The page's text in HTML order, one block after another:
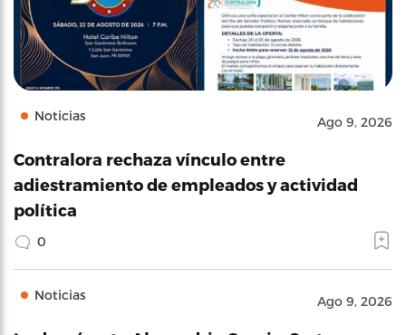
Noticias Ago 9, 2026
Contralora rechaza vínculo entre
adiestramiento de empleados y actividad
política
0
Noticias Ago 9, 2026